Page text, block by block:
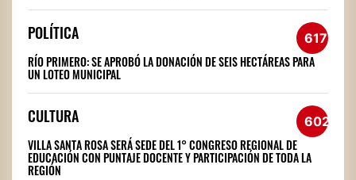
POLÍTICA 617
RÍO PRIMERO: SE APROBÓ LA DONACIÓN DE SEIS HECTÁREAS PARA
UN LOTEO MUNICIPAL
CULTURA 602
VILLA SANTA ROSA SERÁ SEDE DEL 1° CONGRESO REGIONAL DE
EDUCACIÓN CON PUNTAJE DOCENTE Y PARTICIPACIÓN DE TODA LA
REGIÓN